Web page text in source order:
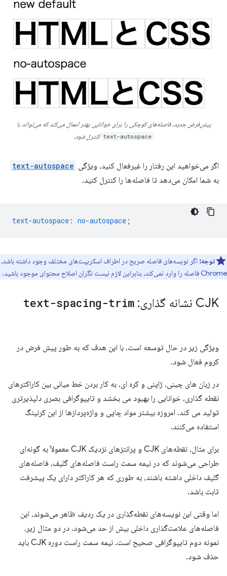
پیش‌فرض جدید، فاصله‌های کوچکی را برای خوانایی بهتر اعمال می‌کند که می‌تواند با
text-autospace کنترل شود.
اگر می‌خواهید این رفتار را غیرفعال کنید، ویژگی text-autospace
به شما امکان می‌دهد تا فاصله‌ها را کنترل کنید.
text-autospace : no-autospace ;
توجه: اگر نویسه‌های فاصله صریح در اطراف اسکریپت‌های مختلف وجود داشته باشد،
Chrome فاصله را وارد نمی‌کند، بنابراین لازم نیست نگران اصلاح محتوای موجود باشید.
CJK نشانه گذاری: text-spacing-trim
ویژگی زیر در حال توسعه است، با این هدف که به طور پیش فرض در
کروم فعال شود.
در زبان های چینی، ژاپنی و کره ای، به کار بردن خط میانی بین کاراکترهای
نقطه گذاری، خوانایی را بهبود می بخشد و تایپوگرافی بصری دلپذیرتری
تولید می کند. امروزه بیشتر مواد چاپی و واژه‌پردازها از این کرنینگ
استفاده می‌کنند.
برای مثال، نقطه‌های CJK و پرانتزهای نزدیک CJK معمولاً به گونه‌ای
طراحی می‌شوند که در نیمه سمت راست فاصله‌های گلیف، فاصله‌های
گلیف داخلی داشته باشند، به طوری که هر کاراکتر دارای یک پیشرفت
ثابت باشد.
اما وقتی این نویسه‌های نقطه‌گذاری در یک ردیف ظاهر می‌شوند، این
فاصله‌های علامت‌گذاری داخلی بیش از حد می‌شود. در دو مثال زیر،
نمونه دوم تایپوگرافی صحیح است. نیمه سمت راست دوره CJK باید
حذف شود.